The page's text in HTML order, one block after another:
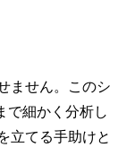
ません。このシ
で細かく分析し
立てる手助けと